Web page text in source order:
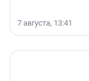
7 августа, 13:41